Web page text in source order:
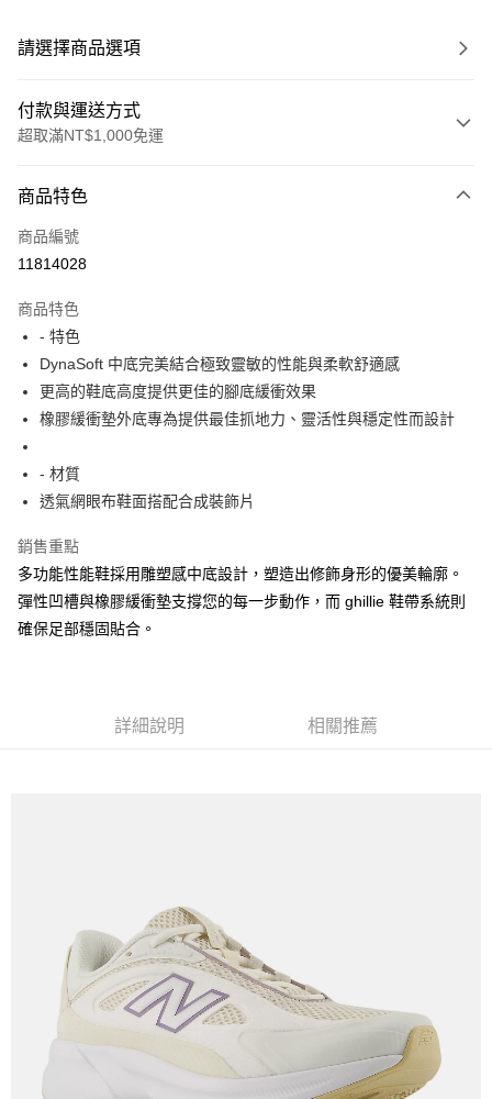
請選擇商品選項
付款與運送方式
超取滿NT$1,000免運
信用卡一次付款
超商取貨付款
運送方式
全家取貨付款
每筆NT$60，滿NT$1,000(含以上)免運費
7-11取貨付款
每筆NT$60，滿NT$1,000(含以上)免運費
每筆NT$80，滿NT$1,000(含以上)免運費
商品特色
商品編號
11814028
商品特色
- 特色
DynaSoft 中底完美結合極致靈敏的性能與柔軟舒適感
更高的鞋底高度提供更佳的腳底緩衝效果
橡膠緩衝墊外底專為提供最佳抓地力、靈活性與穩定性而設計
- 材質
透氣網眼布鞋面搭配合成裝飾片
銷售重點
多功能性能鞋採用雕塑感中底設計，塑造出修飾身形的優美輪廓。
彈性凹槽與橡膠緩衝墊支撐您的每一步動作，而 ghillie 鞋帶系統則
確保足部穩固貼合。
詳細說明 相關推薦